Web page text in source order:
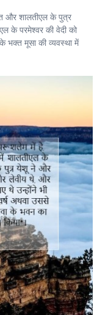
और शालतीएल के पुत्र
के परमेश्‍वर की वेदी को
भक्त मूसा की व्यवस्था में